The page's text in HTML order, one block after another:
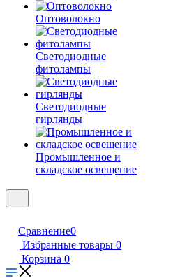
Оптоволокно
Светодиодные
фитолампы
Светодиодные
гирлянды
Промышленное и
складское освещение
Сравнение0
Избранные товары 0
Корзина 0